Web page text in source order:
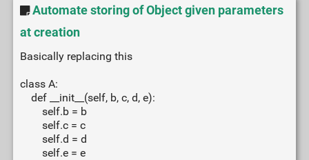
Automate storing of Object given parameters
at creation
Basically replacing this
class A:
def __init__(self, b, c, d, e):
self.b = b
self.c = c
self.d = d
self.e = e